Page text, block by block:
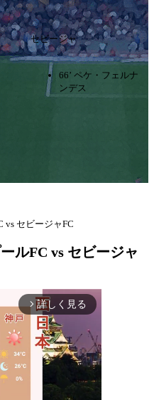
セビージャ
66’ ペケ・フェルナ
ンデス
vs セビージャFC
ルFC vs セビージャ
arrow_forward_ios 詳しく見る